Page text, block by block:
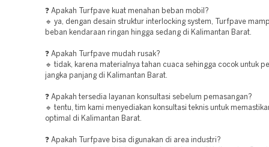
❓ Apakah Turfpave kuat menahan beban mobil?
🔹 ya, dengan desain struktur interlocking system, Turfpave
beban kendaraan ringan hingga sedang di Kalimantan Barat.
❓ Apakah Turfpave mudah rusak?
🔹 tidak, karena materialnya tahan cuaca sehingga cocok untuk
jangka panjang di Kalimantan Barat.
❓ Apakah tersedia layanan konsultasi sebelum pemasangan?
🔹 tentu, tim kami menyediakan konsultasi teknis untuk
optimal di Kalimantan Barat.
❓ Apakah Turfpave bisa digunakan di area industri?